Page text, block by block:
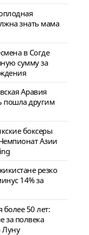
знать мама
в Согде
сумму за
Аравия
пошла другим
боксеры
Азии
резко
14% за
более 50 лет:
за полвека
Луну